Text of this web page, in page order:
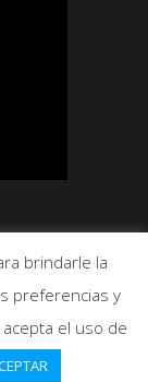
brindarle la
preferencias y
el uso de